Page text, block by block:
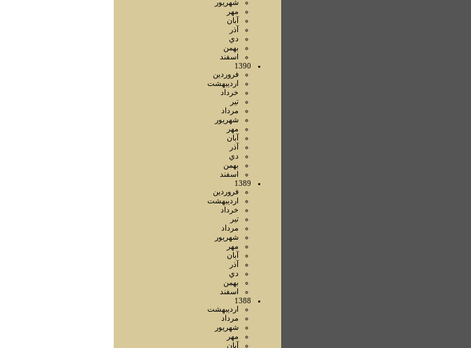
شهريور
مهر
آبان
آذر
دي
بهمن
اسفند
1390
فروردين
ارديبهشت
خرداد
تير
مرداد
شهريور
مهر
آبان
آذر
دي
بهمن
اسفند
1389
فروردين
ارديبهشت
خرداد
تير
مرداد
شهريور
مهر
آبان
آذر
دي
بهمن
اسفند
1388
ارديبهشت
مرداد
شهريور
مهر
آبان